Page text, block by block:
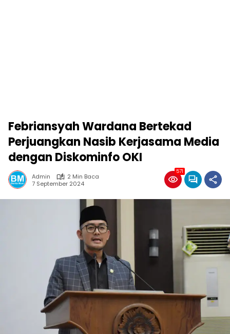
Febriansyah Wardana Bertekad
Perjuangkan Nasib Kerjasama Media
dengan Diskominfo OKI
Admin
2 Min Baca
7 September 2024
571